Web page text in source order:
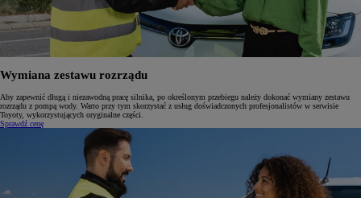
Wymiana zestawu rozrządu
Aby zapewnić długą i niezawodną pracę silnika, po określonym przebiegu należy dokonać wymiany zestawu
rozrządu z pompą wody. Warto przy tym skorzystać z usług doświadczonych profesjonalistów w serwisie
Toyoty, wykorzystujących oryginalne części.
Sprawdź cenę